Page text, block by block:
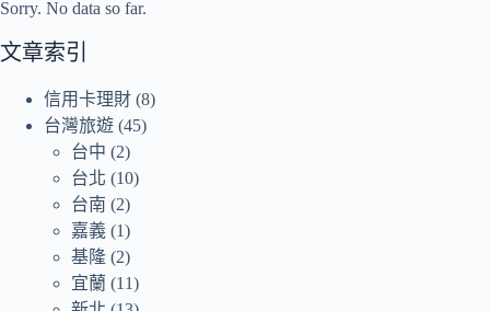
Sorry. No data so far.
文章索引
信用卡理財 (8)
台灣旅遊 (45)
台中 (2)
台北 (10)
台南 (2)
嘉義 (1)
基隆 (2)
宜蘭 (11)